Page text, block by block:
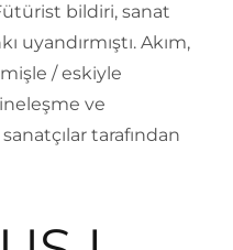
bildiri, sanat
uyandırmıştı. Akım,
/ eskiyle
ve
tarafından